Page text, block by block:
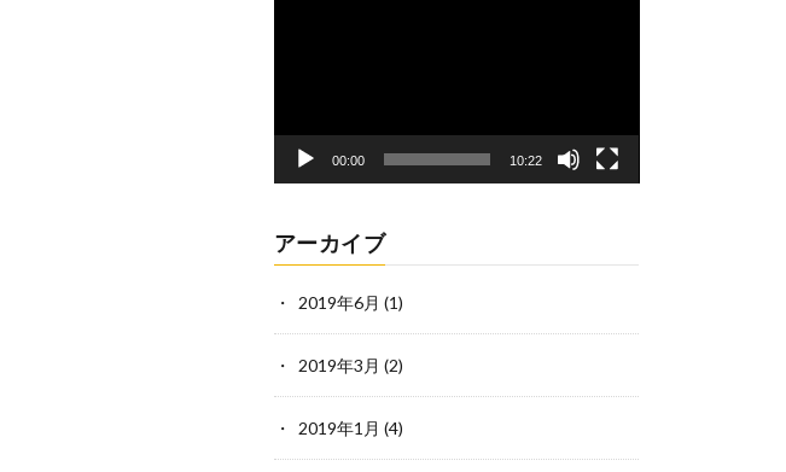
00:00 10:22
アーカイブ
2019年6月 (1)
2019年3月 (2)
2019年1月 (4)